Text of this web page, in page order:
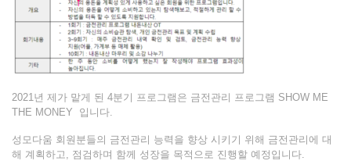
2021년 제가 맡게 된 4분기 프로그램은 금전관리 프로그램 SHOW ME
THE MONEY 입니다.
성모다움 회원분들의 금전관리 능력을 향상 시키기 위해 금전관리에 대
해 계획하고, 점검하며 함께 성장을 목적으로 진행할 예정입니다.